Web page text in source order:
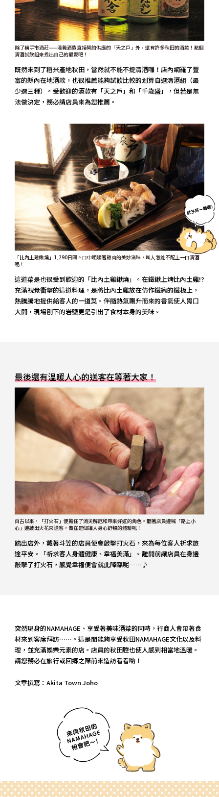
除了橫手市酒莊——淺舞酒造直接契約供應的「天之戶」外，還有許多秋田的酒款！點個
清酒試飲組來找出自己的最愛吧！
既然來到了稻米產地秋田，當然就不能不提清酒囉！店內網羅了豐
富的縣內在地酒款，也很推薦能夠試飲比較的划算自選清酒組（最
少選三種）。受歡迎的酒款有「天之戶」和「千歲盛」，但若是無
法做決定，務必請店員來為您推薦。
「比內土雞鍬燒」1,290日圓。口中咀嚼著雞肉的美妙滋味，叫人怎能不配上一口清酒
呢！
這道菜是也很受到歡迎的「比內土雞鍬燒」。在鐵鍬上烤比內土雞!?
充滿視覺衝擊的這道料理，是將比內土雞放在仿作鐵鍬的鐵板上，
熱騰騰地提供給客人的一道菜。伴隨熱氣飄升而來的香氣使人胃口
大開，現場刨下的岩鹽更是引出了食材本身的美味。
最後還有溫暖人心的送客在等著大家！
自古以來，「打火石」便擔任了消災解厄和帶來好運的角色。聽著店員邊喊「路上小
心」邊敲出火花來送客，實在是個讓人身心舒暢的體驗呢！
踏出店外，戴著斗笠的店員便會敲擊打火石，來為每位客人祈求旅
途平安。「祈求客人身體健康、幸福美滿」。離開前讓店員在身邊
敲擊了打火石，感覺幸福便會就此降臨呢……♪
突然現身的NAMAHAGE、享受著美味酒菜的同時，行商人會帶著食
材來到客席拜訪……。這是間能夠享受秋田NAMAHAGE文化以及料
理，並充滿娛樂元素的店。店員的秋田腔也使人感到相當地溫暖。
請您務必在旅行或回鄉之際前來造訪看看喲！
文章撰寫：Akita Town Joho